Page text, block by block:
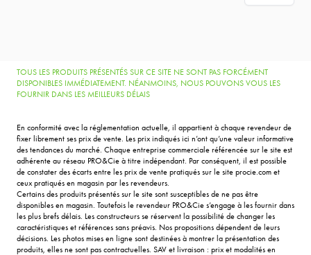
TOUS LES PRODUITS PRÉSENTÉS SUR CE SITE NE SONT PAS FORCÉMENT
DISPONIBLES IMMÉDIATEMENT. NÉANMOINS, NOUS POUVONS VOUS LES
FOURNIR DANS LES MEILLEURS DÉLAIS
En conformité avec la réglementation actuelle, il appartient à chaque revendeur de
fixer librement ses prix de vente. Les prix indiqués ici n’ont qu’une valeur informative
des tendances du marché. Chaque entreprise commerciale référencée sur le site est
adhérente au réseau PRO&Cie à titre indépendant. Par conséquent, il est possible
de constater des écarts entre les prix de vente pratiqués sur le site procie.com et
ceux pratiqués en magasin par les revendeurs.
Certains des produits présentés sur le site sont susceptibles de ne pas être
disponibles en magasin. Toutefois le revendeur PRO&Cie s’engage à les fournir dans
les plus brefs délais. Les constructeurs se réservent la possibilité de changer les
caractéristiques et références sans préavis. Nos propositions dépendent de leurs
décisions. Les photos mises en ligne sont destinées à montrer la présentation des
produits, elles ne sont pas contractuelles. SAV et livraison : prix et modalités en